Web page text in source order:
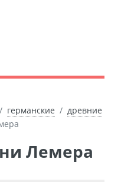
германские
древние
Лемера